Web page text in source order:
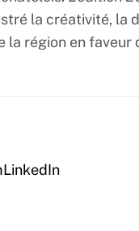
la créativité, la
la région en faveur
LinkedIn